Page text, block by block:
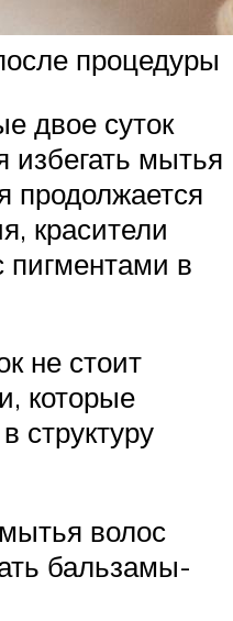
процедуры
двое суток
избегать мытья
продолжается
красители
пигментами в
не стоит
которые
структуру
волос
бальзамы-